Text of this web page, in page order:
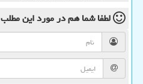
لطفا شما همدر مورد این مطلب